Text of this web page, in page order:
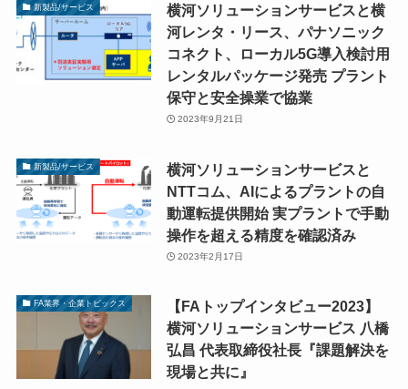
新製品/サービス
横河ソリューションサービスと横
河レンタ・リース、パナソニック
コネクト、ローカル5G導入検討用
レンタルパッケージ発売 プラント
保守と安全操業で協業
2023年9月21日
新製品/サービス
横河ソリューションサービスと
NTTコム、AIによるプラントの自
動運転提供開始 実プラントで手動
操作を超える精度を確認済み
2023年2月17日
FA業界・企業トピックス
【FAトップインタビュー2023】
横河ソリューションサービス 八橋
弘昌 代表取締役社長『課題解決を
現場と共に』